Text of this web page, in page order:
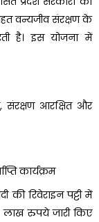
वन्यजीव संरक्षण के
है। इस योजना में
संरक्षण आरक्षित और
कार्यक्रम
रिवेराइन पट्टी में
रुपये जारी किए